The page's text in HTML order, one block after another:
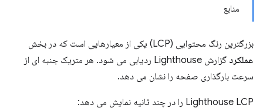
منابع
بزرگترین رنگ محتوایی (LCP) یکی از معیارهایی است که در بخش
عملکرد
گزارش Lighthouse ردیابی می شود. هر متریک جنبه ای از
سرعت بارگذاری صفحه را نشان می دهد.
Lighthouse LCP را در چند ثانیه نمایش می دهد: